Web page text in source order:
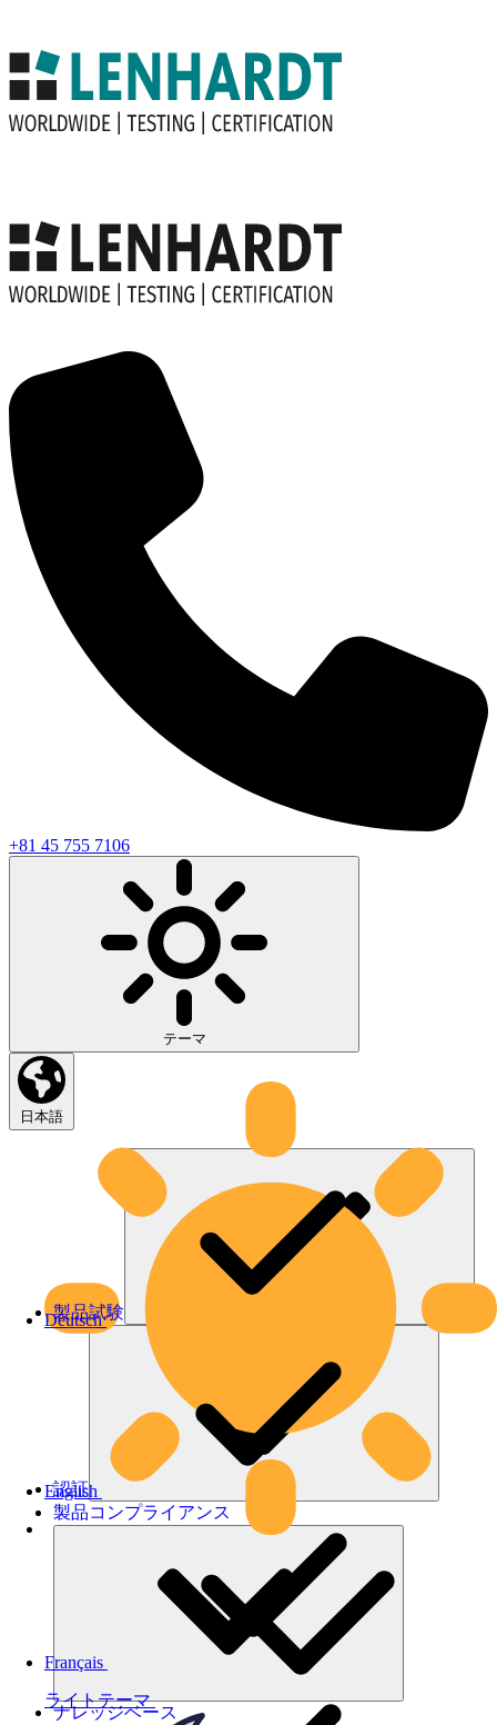
+81 45 755 7106
テーマ
ライトテーマ
日本語
Deutsch
English
Français
製品試験
認証
製品コンプライアンス
ナレッジベース